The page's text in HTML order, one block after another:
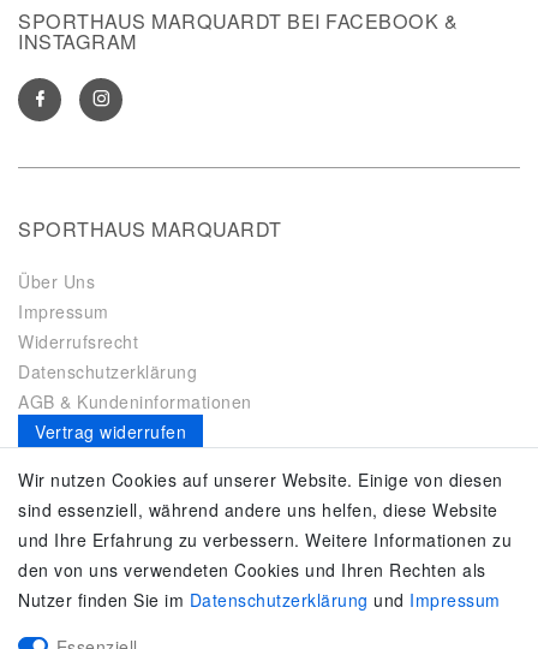
SPORTHAUS MARQUARDT BEI FACEBOOK &
INSTAGRAM
SPORTHAUS MARQUARDT
Über Uns
Impressum
Widerrufsrecht
Datenschutzerklärung
AGB & Kundeninformationen
Vertrag widerrufen
Es gilt unsereDatenschutzerklärung
SERVICE
Kontakt
Zahlung & Versand
Umtausch / Rückgabe
Wir nutzen Cookies auf unserer Website. Einige von diesen
sind essenziell, während andere uns helfen, diese Website
und Ihre Erfahrung zu verbessern. Weitere Informationen zu
den von uns verwendeten Cookies und Ihren Rechten als
Nutzer finden Sie im Daten­schutz­erklärung und Impressum